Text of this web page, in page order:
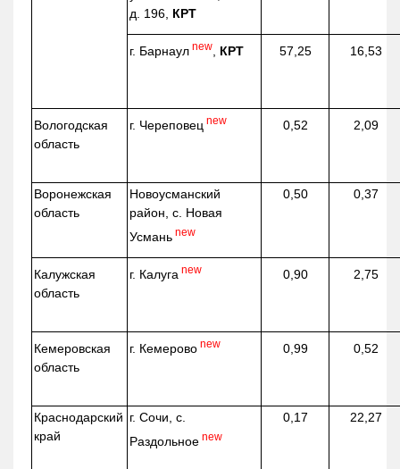
д. 196, КРТ
г. Барнаул new КРТ 57,25 16,53
Вологодская
область
г. Череповец new 0,52 2,09
Воронежская
область
Новоусманский
район, с. Новая
Усмань new
0,50 0,37
Калужская
область
г. Калуга new 0,90 2,75
Кемеровская
область
г. Кемерово new 0,99 0,52
Краснодарский
край
г. Сочи, с.
Раздольное new
0,17 22,27